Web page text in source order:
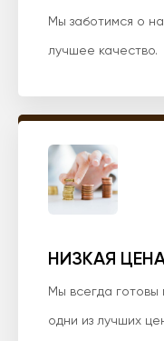
Мы заботимся о
лучшее качество.
НИЗКАЯ
Мы всегда готовы
одни из лучших